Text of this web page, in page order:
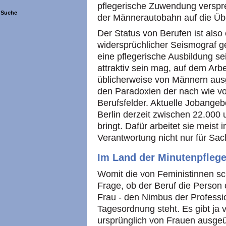
Suche
pflegerische Zuwendung
der Männerautobahn auf die
Der Status von Berufen ist
widersprüchlicher Seismograf
eine pflegerische Ausbildung
attraktiv sein mag, auf dem
üblicherweise von Männern
den Paradoxien der nach wie
Berufsfelder. Aktuelle
Berlin derzeit zwischen 22.000
bringt. Dafür arbeitet sie meist
Verantwortung nicht nur für
Im Land der Minutenpflege
Womit die von Feministinnen
Frage, ob der Beruf die
Frau - den Nimbus der
Tagesordnung steht. Es gibt ja
ursprünglich von Frauen